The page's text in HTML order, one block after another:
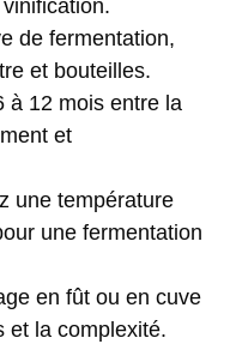
de fermentation,
et bouteilles.
à 12 mois entre la
et
une température
une fermentation
en fût ou en cuve
et la complexité.